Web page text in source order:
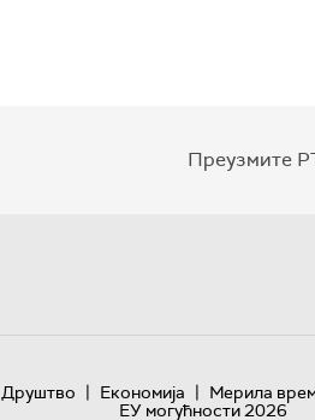
Преузмите
Друштво | Економија | Мерила
ЕУ могућности 2026